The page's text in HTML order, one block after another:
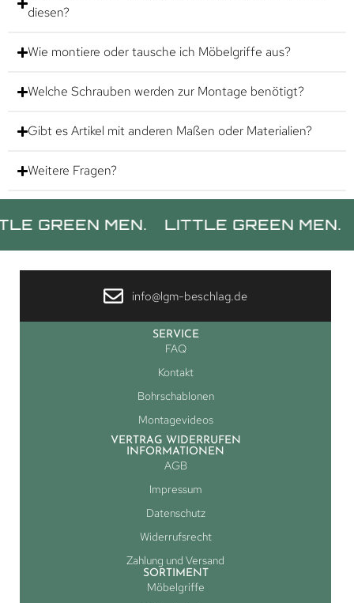
diesen?
Wie montiere oder tausche ich Möbelgriffe aus?
Welche Schrauben werden zur Montage benötigt?
Gibt es Artikel mit anderen Maßen oder Materialien?
Weitere Fragen?
MEN. LITTLE GREEN MEN.
info@lgm-beschlag.de
SERVICE
FAQ
Kontakt
Bohrschablonen
Montagevideos
VERTRAG WIDERRUFEN
INFORMATIONEN
AGB
Impressum
Datenschutz
Widerrufsrecht
Zahlung und Versand
SORTIMENT
Möbelgriffe